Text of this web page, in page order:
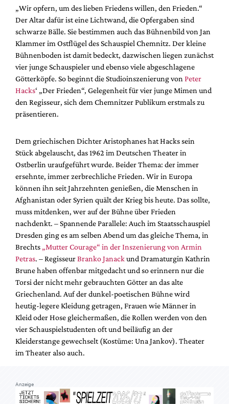
Podcast
Service
Shop / Abo
Newsletter
Redaktion
Autor:innen
Partner
Mediadaten
Suche
„Wir opfern, um des lieben Friedens willen, den Frieden.“
Der Altar dafür ist eine Lichtwand, die Opfergaben sind
schwarze Bälle. Sie bestimmen auch das Bühnenbild von Jan
Klammer im Ostflügel des Schauspiel Chemnitz. Der kleine
Bühnenboden ist damit bedeckt, dazwischen liegen zunächst
vier junge Schauspieler und ebenso viele abgeschlagene
Götterköpfe. So beginnt die Studioinszenierung von Peter
Hacks‘ „Der Frieden“, Gelegenheit für vier junge Mimen und
den Regisseur, sich dem Chemnitzer Publikum erstmals zu
präsentieren.
Dem griechischen Dichter Aristophanes hat Hacks sein
Stück abgelauscht, das 1962 im Deutschen Theater in
Ostberlin uraufgeführt wurde. Beider Thema: der immer
ersehnte, immer zerbrechliche Frieden. Wir in Europa
können ihn seit Jahrzehnten genießen, die Menschen in
Afghanistan oder Syrien quält der Krieg bis heute. Das sollte,
muss mitdenken, wer auf der Bühne über Frieden
nachdenkt. – Spannende Parallele: Auch im Staatsschauspiel
Dresden ging es am selben Abend um das gleiche Thema, in
Brechts „Mutter Courage“ in der Inszenierung von Armin
Petras. – RegisseurBranko Janackund Dramaturgin Kathrin
Brune haben offenbar mitgedacht und so erinnern nur die
Torsi der nicht mehr gebrauchten Götter an das alte
Griechenland. Auf der dunkel-poetischen Bühne wird
heutig-legere Kleidung getragen, Frauen wie Männer in
Kleid oder Hose gleichermaßen, die Rollen werden von den
vier Schauspielstudenten oft und beiläufig an der
Kleiderstange gewechselt (Kostüme: Una Jankov). Theater
im Theater also auch.
Anzeige